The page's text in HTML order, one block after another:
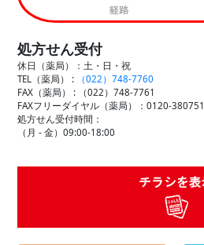
処方せん受付
休日（薬局）：土・日・祝
TEL（薬局） :
（022）748-7760
FAX（薬局） :
（022）748-7761
FAXフリーダイヤル（薬局）：0120-380751
処方せん受付時間：
（月 - 金）09:00-18:00